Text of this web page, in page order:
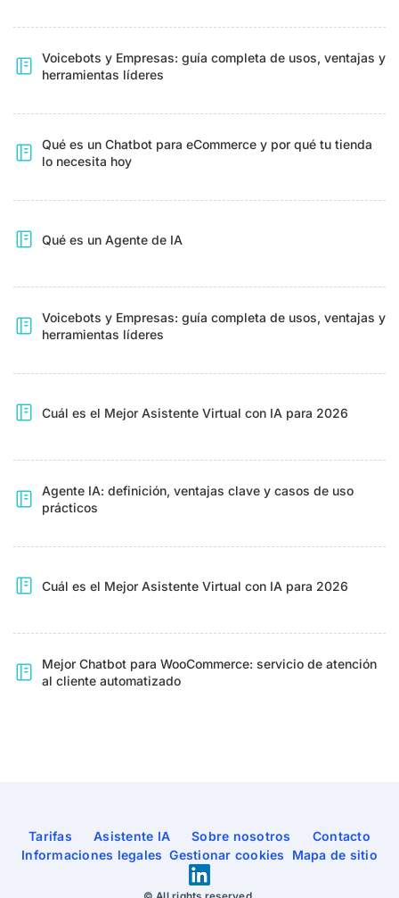
Voicebots y Empresas: guía completa de usos, ventajas y
herramientas líderes
Qué es un Chatbot para eCommerce y por qué tu tienda
lo necesita hoy
Qué es un Agente de IA
Voicebots y Empresas: guía completa de usos, ventajas y
herramientas líderes
Cuál es el Mejor Asistente Virtual con IA para 2026
Agente IA: definición, ventajas clave y casos de uso
prácticos
Cuál es el Mejor Asistente Virtual con IA para 2026
Mejor Chatbot para WooCommerce: servicio de atención
al cliente automatizado
Tarifas Asistente IA Sobre nosotros
Contacto
Informaciones legales Gestionar cookies Mapa de sitio